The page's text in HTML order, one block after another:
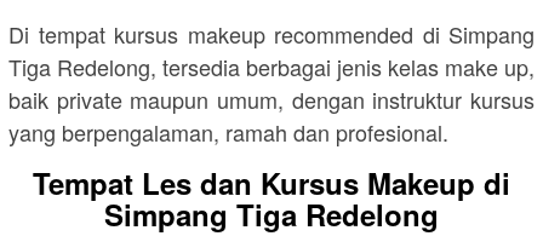
Di tempat kursus makeup recommended di Simpang
Tiga Redelong, tersedia berbagai jenis kelas make up,
baik private maupun umum, dengan instruktur kursus
yang berpengalaman, ramah dan profesional.
Tempat Les dan Kursus Makeup di
Simpang Tiga Redelong